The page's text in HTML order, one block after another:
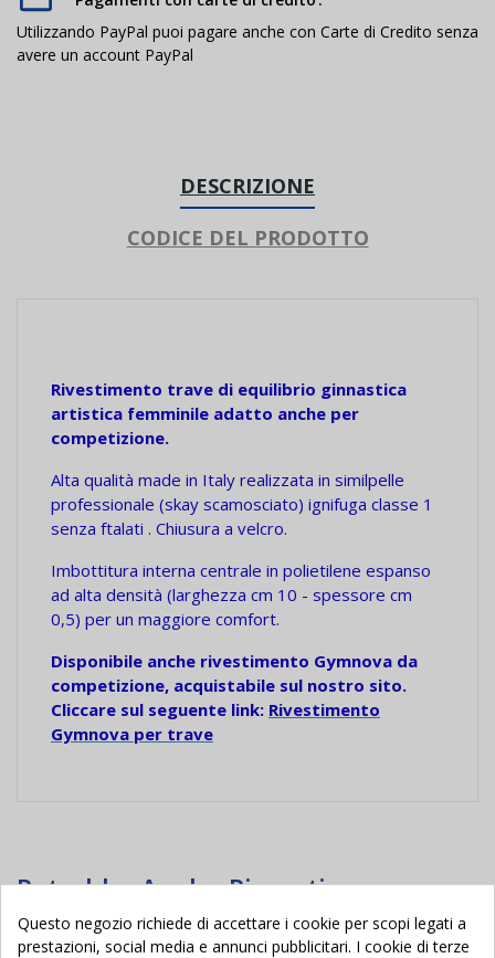
Utilizzando PayPal puoi pagare anche con Carte di Credito senza
avere un account PayPal
DESCRIZIONE
CODICE DEL PRODOTTO
Rivestimento trave di equilibrio ginnastica
artistica femminile adatto anche per
competizione.
Alta qualità made in Italy realizzata in similpelle
professionale (skay scamosciato) ignifuga classe 1
senza ftalati . Chiusura a velcro.
Imbottitura interna centrale in polietilene espanso
ad alta densità (larghezza cm 10 - spessore cm
0,5) per un maggiore comfort.
Disponibile anche rivestimento Gymnova da
competizione, acquistabile sul nostro sito.
Cliccare sul seguente link: Rivestimento
Gymnova per trave
Potrebbe Anche Piacerti
Questo negozio richiede di accettare i cookie per scopi legati a
prestazioni, social media e annunci pubblicitari. I cookie di terze